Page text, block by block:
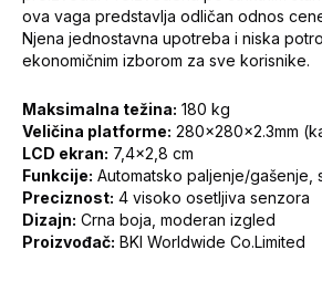
ova vaga predstavlja odličan odnos
Njena jednostavna upotreba i niska
ekonomičnim izborom za sve korisnike.
Maksimalna težina: 180 kg
Veličina platforme: 280x280x2.3mm
LCD ekran: 7,4x2,8 cm
Funkcije: Automatsko paljenje/gašenje,
Preciznost: 4 visoko osetljiva senzora
Dizajn: Crna boja, moderan izgled
Proizvođač: BKI Worldwide Co.Limited